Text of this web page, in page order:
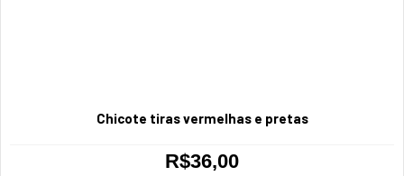
Chicote tiras vermelhas e pretas
R$36,00